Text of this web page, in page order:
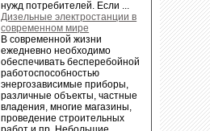
нужд потребителей. Если ...
Дизельные электростанции в
современном мире
В современной жизни
ежедневно необходимо
обеспечивать бесперебойной
работоспособностью
энергозависимые приборы,
различные объекты, частные
владения, многие магазины,
проведение строительных